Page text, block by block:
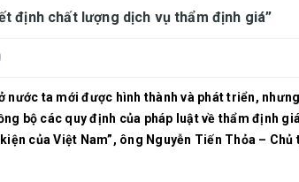
định chất lượng dịch vụ thẩm định giá”
nước ta mới được hình thành và phát triển,
bộ các quy định của pháp luật về thẩm định
của Việt Nam”, ông Nguyễn Tiến Thỏa –